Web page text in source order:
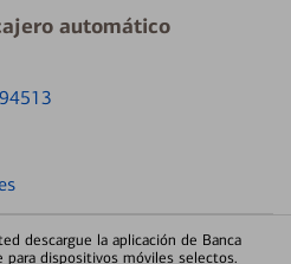
automático
descargue la aplicación de Banca
dispositivos móviles selectos.